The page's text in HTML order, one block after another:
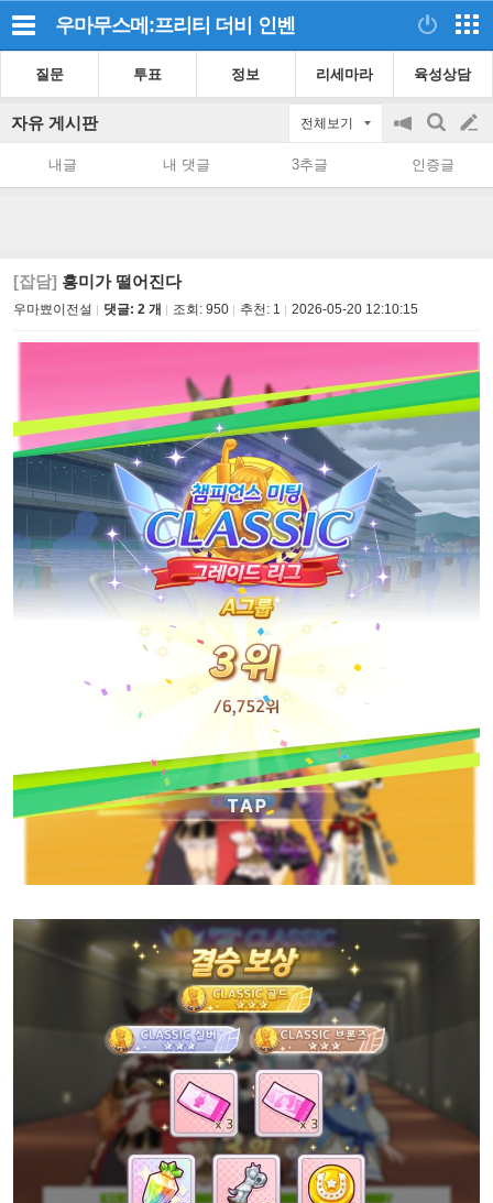
우마무스메:프리티 더비 인벤
질문 투표 정보 리세마라 육성상담
자유 게시판 전체보기
공
on/off
검
색
글
쓰
내글 내 댓글 3추글 인증글
[잡담] 흥미가 떨어진다
우마뾰이전설 댓글: 2 개 조회: 950 추천: 1 2026-05-20 12:10:15